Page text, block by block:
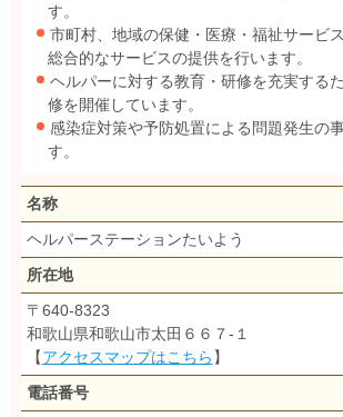
す。
市町村、地域の保健・医療・福祉サービ
総合的なサービスの提供を行います。
ヘルパーに対する教育・研修を充実する
修を開催しています。
感染症対策や予防処置による問題発生の
す。
名称
ヘルパーステーションたいよう
所在地
〒640-8323
和歌山県和歌山市太田６６７‐１
【アクセスマップはこちら 】
電話番号